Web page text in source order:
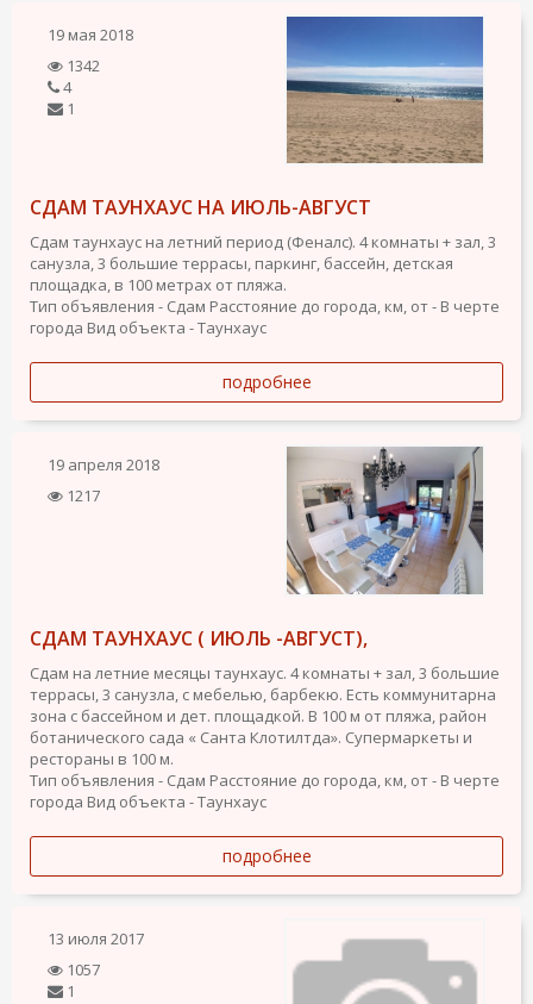
19 мая 2018
1342
4
1
СДАМ ТАУНХАУС НА ИЮЛЬ-АВГУСТ
Сдам таунхаус на летний период (Феналс). 4 комнаты + зал, 3
санузла, 3 большие террасы, паркинг, бассейн, детская
площадка, в 100 метрах от пляжа.
Тип объявления - Сдам Расстояние до города, км, от - В черте
города Вид объекта - Таунхаус
подробнее
19 апреля 2018
1217
СДАМ ТАУНХАУС ( ИЮЛЬ -АВГУСТ),
Сдам на летние месяцы таунхаус. 4 комнаты + зал, 3 большие
террасы, 3 санузла, с мебелью, барбекю. Есть коммунитарна
зона с бассейном и дет. площадкой. В 100 м от пляжа, район
ботанического сада « Санта Клотилтда». Супермаркеты и
рестораны в 100 м.
Тип объявления - Сдам Расстояние до города, км, от - В черте
города Вид объекта - Таунхаус
подробнее
13 июля 2017
1057
1